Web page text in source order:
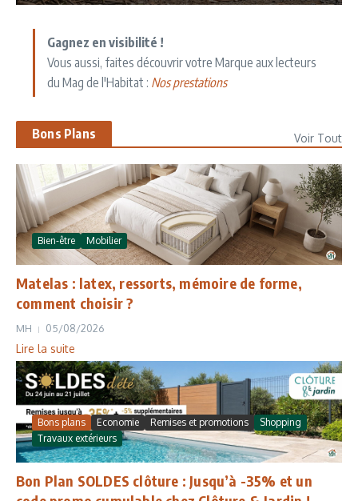
Gagnez en visibilité !
Vous aussi, faites découvrir votre Marque aux lecteurs
du Mag de l'Habitat : Nos prestations
Bons Plans Voir Tout
Bien-être Mobilier
Matelas : latex, ressorts, mémoire de forme,
comment choisir ?
MH 05/08/2026
Lire la suite
Bons plans Economie Remises et promotions
Shopping
Travaux extérieurs
Bon Plan SOLDES clôture : Jusqu’à -35% et un